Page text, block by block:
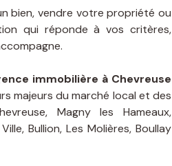
bien, vendre votre propriété ou
qui réponde à vos critères,
immobilière à Chevreuse
majeurs du marché local et des
Magny les Hameaux,
Bullion, Les Molières, Boullay